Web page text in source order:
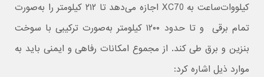
کیلووات‌ساعت به XC70 اجازه می‌دهد تا ۲۱۲ کیلومتر را به‌صورت
تمام برقی و تا حدود ۱۲۰۰ کیلومتر به‌صورت ترکیبی با سوخت
بنزین و برق طی کند. از مجموع امکانات رفاهی و ایمنی باید به
موارد ذیل اشاره کرد: